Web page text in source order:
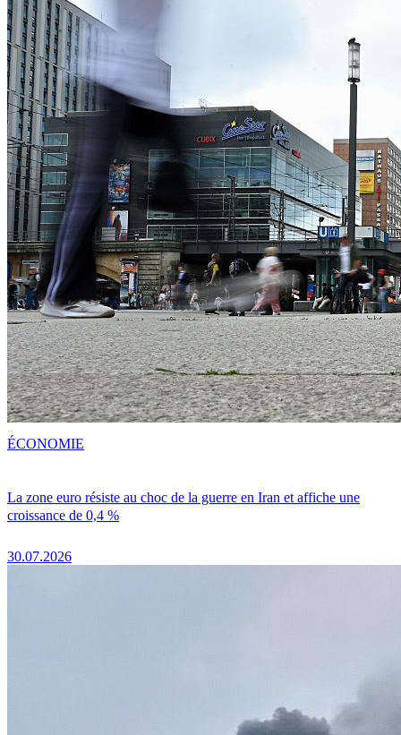
La zone euro résiste au choc de la guerre en Iran et affiche une
croissance de 0,4 %
30.07.2026
ÉCONOMIE